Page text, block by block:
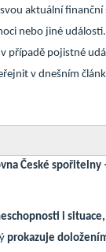
aktuální
nebo jiné
případě pojistné
v dnešním
České spořitelny
i
prokazuje